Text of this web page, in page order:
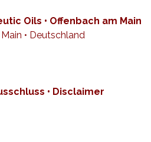
Oils • Offenbach am Main
• Deutschland
• Disclaimer